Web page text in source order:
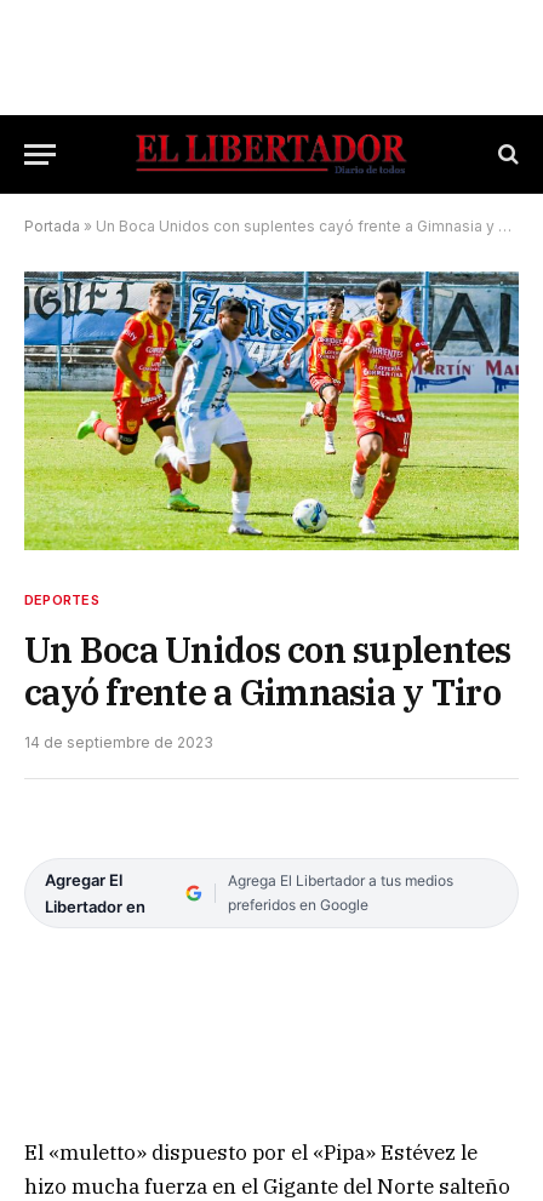
Portada » Un Boca Unidos con suplentes cayó frente a Gimnasia y Tiro
DEPORTES
Un Boca Unidos con suplentes
cayó frente a Gimnasia y Tiro
14 de septiembre de 2023
Agregar El
Libertador en
Agrega El Libertador a tus medios
preferidos en Google
El «muletto» dispuesto por el «Pipa» Estévez le
hizo mucha fuerza en el Gigante del Norte salteño